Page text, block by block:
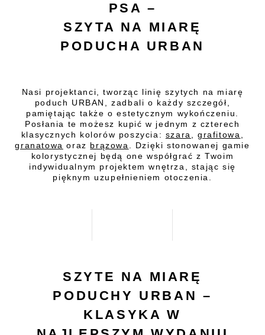
PSA –
SZYTA NA MIARĘ
PODUCHA URBAN
Nasi projektanci, tworząc linię szytych na miarę
poduch URBAN, zadbali o każdy szczegół,
pamiętając także o estetycznym wykończeniu.
Posłania te możesz kupić w jednym z czterech
klasycznych kolorów poszycia: szara ,grafitowa
granatowa oraz brązowa
. Dzięki stonowanej gamie
kolorystycznej będą one współgrać z Twoim
indywidualnym projektem wnętrza, stając się
pięknym uzupełnieniem otoczenia.
SZYTE NA MIARĘ
PODUCHY URBAN –
KLASYKA W